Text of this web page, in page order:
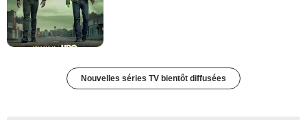
Nouvelles séries TV bientôt diffusées